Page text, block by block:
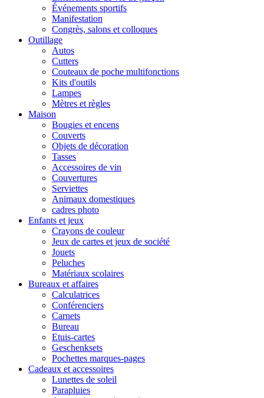
Événements sportifs
Manifestation
Congrès, salons et colloques
Outillage
Autos
Cutters
Couteaux de poche multifonctions
Kits d'outils
Lampes
Mètres et règles
Maison
Bougies et encens
Couverts
Objets de décoration
Tasses
Accessoires de vin
Couvertures
Serviettes
Animaux domestiques
cadres photo
Enfants et jeux
Crayons de couleur
Jeux de cartes et jeux de société
Jouets
Peluches
Matériaux scolaires
Bureaux et affaires
Calculatrices
Conférenciers
Carnets
Bureau
Etuis-cartes
Geschenksets
Pochettes marques-pages
Cadeaux et accessoires
Lunettes de soleil
Parapluies